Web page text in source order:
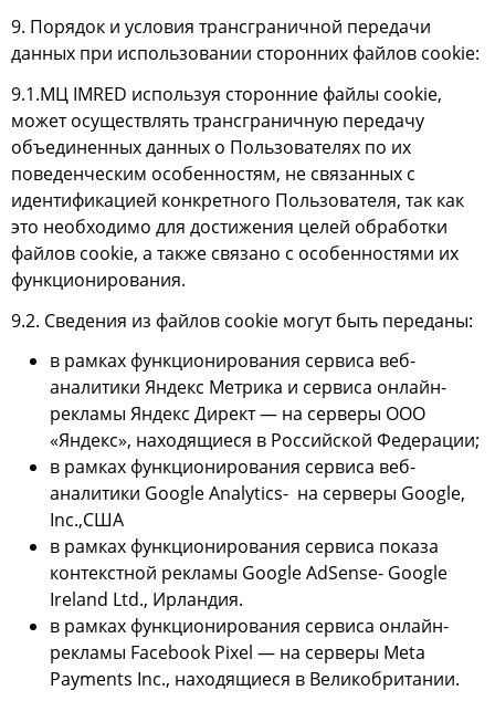
9. Порядок и условия трансграничной передачи
данных при использовании сторонних файлов cookie:
9.1.МЦ IMRED используя сторонние файлы cookie,
может осуществлять трансграничную передачу
объединенных данных о Пользователях по их
поведенческим особенностям, не связанных с
идентификацией конкретного Пользователя, так как
это необходимо для достижения целей обработки
файлов cookie, а также связано с особенностями их
функционирования.
9.2. Сведения из файлов cookie могут быть переданы:
в рамках функционирования сервиса веб-
аналитики Яндекс Метрика и сервиса онлайн-
рекламы Яндекс Директ — на серверы ООО
«Яндекс», находящиеся в Российской Федерации;
в рамках функционирования сервиса веб-
аналитики Google Analytics- на серверы Google,
Inc.,США
в рамках функционирования сервиса показа
контекстной рекламы Google AdSense- Google
Ireland Ltd., Ирландия.
в рамках функционирования сервиса онлайн-
рекламы Facebook Pixel — на серверы Meta
Payments Inc., находящиеся в Великобритании.